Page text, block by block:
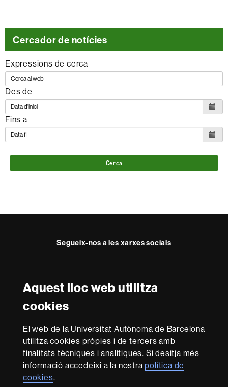
Aquest lloc web utilitza
cookies
El web de la Universitat Autònoma de Barcelona
utilitza cookies pròpies i de tercers amb
finalitats tècniques i analítiques. Si desitja més
informació accedeixi a la nostrapolítica de
cookies.
Cercador de notícies
Expressions de cerca
Des de
Fins a
Cerca
Segueix-nos a les xarxes socials
Reconeixement internacional de l'excel·lència
in
Research
-
Euraxess
Amb el finançament de